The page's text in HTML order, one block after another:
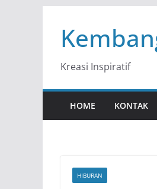
content
Kreasi Inspiratif
HOME KONTAK
HIBURAN